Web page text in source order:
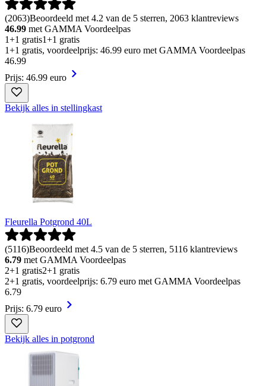
(2063)Beoordeeld met 4.2 van de 5 sterren, 2063 klantreviews
46.99 met GAMMA Voordeelpas
1+1 gratis1+1 gratis
1+1 gratis, voordeelprijs: 46.99 euro met GAMMA Voordeelpas
46.99
Prijs: 46.99 euro
Bekijk alles in stellingkast
Fleurella Potgrond 40L
(5116)Beoordeeld met 4.5 van de 5 sterren, 5116 klantreviews
6.79 met GAMMA Voordeelpas
2+1 gratis2+1 gratis
2+1 gratis, voordeelprijs: 6.79 euro met GAMMA Voordeelpas
6.79
Prijs: 6.79 euro
Bekijk alles in potgrond